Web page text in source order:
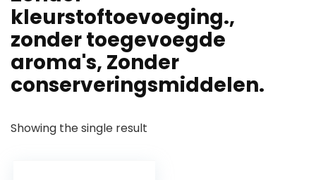
kleurstoftoevoeging.,
zonder toegevoegde
aroma's, Zonder
conserveringsmiddelen.
Showing the single result